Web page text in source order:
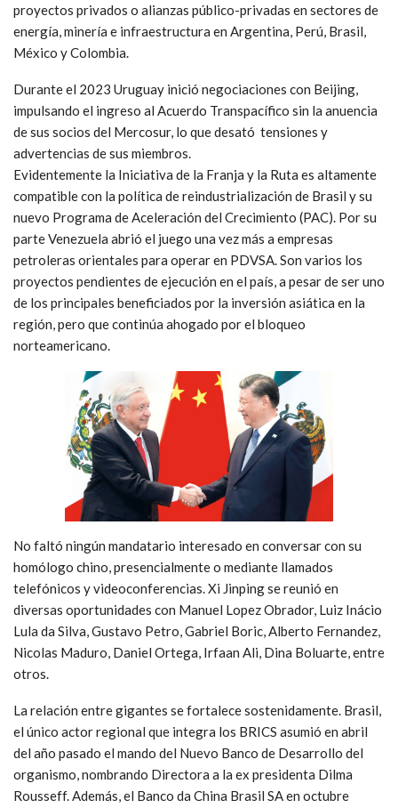
proyectos privados o alianzas público-privadas en sectores de
energía, minería e infraestructura en Argentina, Perú, Brasil,
México y Colombia.
Durante el 2023 Uruguay inició negociaciones con Beijing,
impulsando el ingreso al Acuerdo Transpacífico sin la anuencia
de sus socios del Mercosur, lo que desató tensiones y
advertencias de sus miembros.
Evidentemente la Iniciativa de la Franja y la Ruta es altamente
compatible con la política de reindustrialización de Brasil y su
nuevo Programa de Aceleración del Crecimiento (PAC). Por su
parte Venezuela abrió el juego una vez más a empresas
petroleras orientales para operar en PDVSA. Son varios los
proyectos pendientes de ejecución en el país, a pesar de ser uno
de los principales beneficiados por la inversión asiática en la
región, pero que continúa ahogado por el bloqueo
norteamericano.
No faltó ningún mandatario interesado en conversar con su
homólogo chino, presencialmente o mediante llamados
telefónicos y videoconferencias. Xi Jinping se reunió en
diversas oportunidades con Manuel Lopez Obrador, Luiz Inácio
Lula da Silva, Gustavo Petro, Gabriel Boric, Alberto Fernandez,
Nicolas Maduro, Daniel Ortega, Irfaan Ali, Dina Boluarte, entre
otros.
La relación entre gigantes se fortalece sostenidamente. Brasil,
el único actor regional que integra los BRICS asumió en abril
del año pasado el mando del Nuevo Banco de Desarrollo del
organismo, nombrando Directora a la ex presidenta Dilma
Rousseff. Además, el Banco da China Brasil SA en octubre